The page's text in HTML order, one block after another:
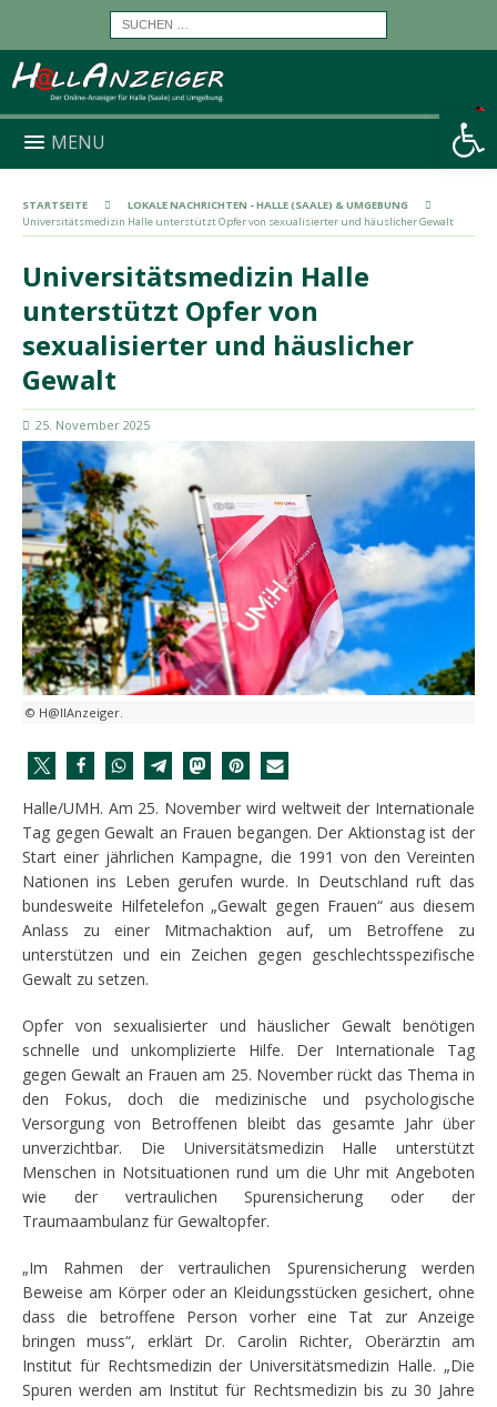
Werkzeugleiste öffnen
MENU
STARTSEITE
LOKALE NACHRICHTEN - HALLE (SAALE) & UMGEBUNG
Universitätsmedizin Halle unterstützt Opfer von sexualisierter und häuslicher Gewalt
Universitätsmedizin Halle
unterstützt Opfer von
sexualisierter und häuslicher
Gewalt
25. November 2025
© H@llAnzeiger.
Halle/UMH. Am 25. November wird weltweit der Internationale
Tag gegen Gewalt an Frauen begangen. Der Aktionstag ist der
Start einer jährlichen Kampagne, die 1991 von den Vereinten
Nationen ins Leben gerufen wurde. In Deutschland ruft das
bundesweite Hilfetelefon „Gewalt gegen Frauen“ aus diesem
Anlass zu einer Mitmachaktion auf, um Betroffene zu
unterstützen und ein Zeichen gegen geschlechtsspezifische
Gewalt zu setzen.
Opfer von sexualisierter und häuslicher Gewalt benötigen
schnelle und unkomplizierte Hilfe. Der Internationale Tag
gegen Gewalt an Frauen am 25. November rückt das Thema in
den Fokus, doch die medizinische und psychologische
Versorgung von Betroffenen bleibt das gesamte Jahr über
unverzichtbar. Die Universitätsmedizin Halle unterstützt
Menschen in Notsituationen rund um die Uhr mit Angeboten
wie der vertraulichen Spurensicherung oder der
Traumaambulanz für Gewaltopfer.
„Im Rahmen der vertraulichen Spurensicherung werden
Beweise am Körper oder an Kleidungsstücken gesichert, ohne
dass die betroffene Person vorher eine Tat zur Anzeige
bringen muss“, erklärt Dr. Carolin Richter, Oberärztin am
Institut für Rechtsmedizin der Universitätsmedizin Halle. „Die
Spuren werden am Institut für Rechtsmedizin bis zu 30 Jahre